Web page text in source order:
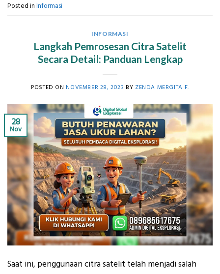
Posted in Informasi
INFORMASI
Langkah Pemrosesan Citra Satelit
Secara Detail: Panduan Lengkap
POSTED ON NOVEMBER 28, 2023 BY ZENDA MERGITA F.
28
Nov
Saat ini, penggunaan citra satelit telah menjadi salah